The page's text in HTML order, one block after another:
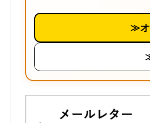
≫オ